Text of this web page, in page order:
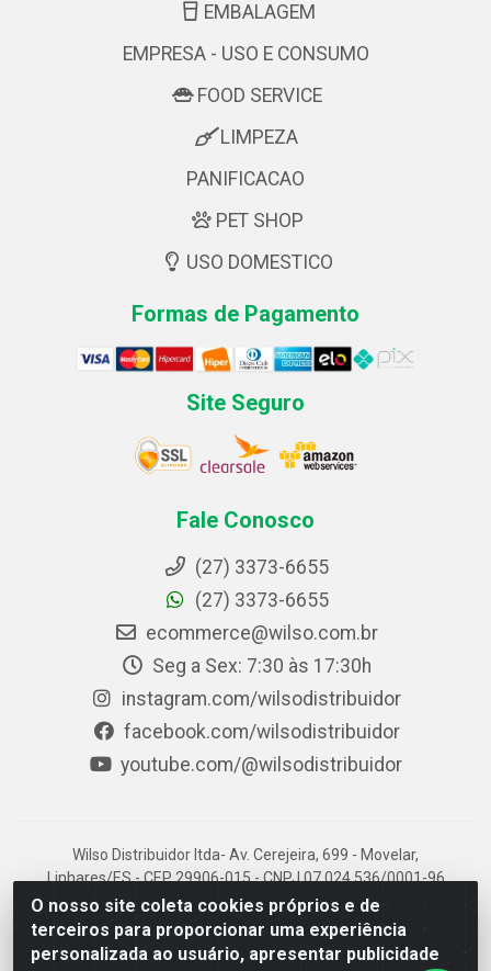
O nosso site coleta cookies próprios e de
terceiros para proporcionar uma experiência
personalizada ao usuário, apresentar publicidade
EMBALAGEM
EMPRESA - USO E CONSUMO
FOOD SERVICE
LIMPEZA
PANIFICACAO
PET SHOP
USO DOMESTICO
Formas de Pagamento
Site Seguro
Fale Conosco
(27) 3373-6655
(27) 3373-6655
ecommerce@wilso.com.br
Seg a Sex: 7:30 às 17:30h
instagram.com/wilsodistribuidor
facebook.com/wilsodistribuidor
youtube.com/@wilsodistribuidor
Wilso Distribuidor ltda- Av. Cerejeira, 699 - Movelar,
Linhares/ES - CEP 29906-015 - CNPJ 07.024.536/0001-96